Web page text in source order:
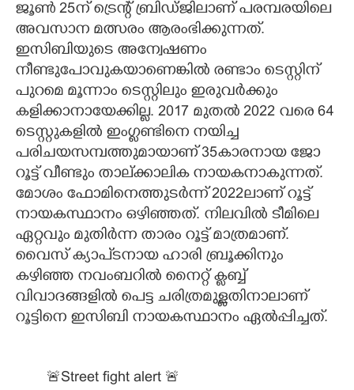
ജൂൺ 25ന് ട്രെന്റ് ബ്രിഡ്ജിലാണ് പരമ്പരയിലെ
അവസാന മത്സരം ആരംഭിക്കുന്നത്.
ഇസിബിയുടെ അന്വേഷണം
നീണ്ടുപോവുകയാണെങ്കിൽ രണ്ടാം ടെസ്റ്റിന്
പുറമെ മൂന്നാം ടെസ്റ്റിലും ഇരുവർക്കും
കളിക്കാനായേക്കില്ല. 2017 മുതൽ 2022 വരെ 64
ടെസ്റ്റുകളിൽ ഇംഗ്ലണ്ടിനെ നയിച്ച
പരിചയസമ്പത്തുമായാണ് 35കാരനായ ജോ
റൂട്ട് വീണ്ടും താല്ക്കാലിക നായകനാകുന്നത്.
മോശം ഫോമിനെത്തുടർന്ന് 2022ലാണ് റൂട്ട്
നായകസ്ഥാനം ഒഴിഞ്ഞത്. നിലവിൽ ടീമിലെ
ഏറ്റവും മുതിർന്ന താരം റൂട്ട് മാത്രമാണ്.
വൈസ് ക്യാപ്ടനായ ഹാരി ബ്രൂക്കിനും
കഴിഞ്ഞ നവംബറിൽ നൈറ്റ് ക്ലബ്ബ്
വിവാദങ്ങളിൽ പെട്ട ചരിത്രമുള്ളതിനാലാണ്
റൂട്ടിനെ ഇസിബി നായകസ്ഥാനം ഏൽപ്പിച്ചത്.
🚨Street fight alert 🚨